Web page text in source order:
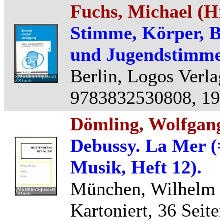
Fuchs, Michael
Stimme, Körper,
und
Berlin, Logos
9783832530808,
Dömling,
Debussy. La Mer
Musik, Heft 12).
München,
Kartoniert, 36